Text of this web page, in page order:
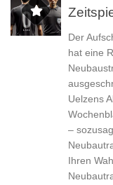
Der
hat eine
Uelzens
–
Ihren